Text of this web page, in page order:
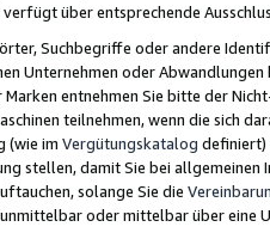
über entsprechende
Suchbegriffe oder andere
Unternehmen oder
Marken entnehmen Sie bitte der
teilnehmen, wenn die sich
(wie im Vergütungskatalog definiert)
stellen, damit Sie bei
solange Sie die
oder mittelbar über eine